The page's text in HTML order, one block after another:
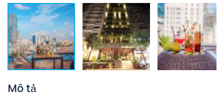
Mô tả